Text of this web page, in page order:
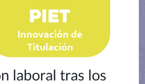
laboral tras los